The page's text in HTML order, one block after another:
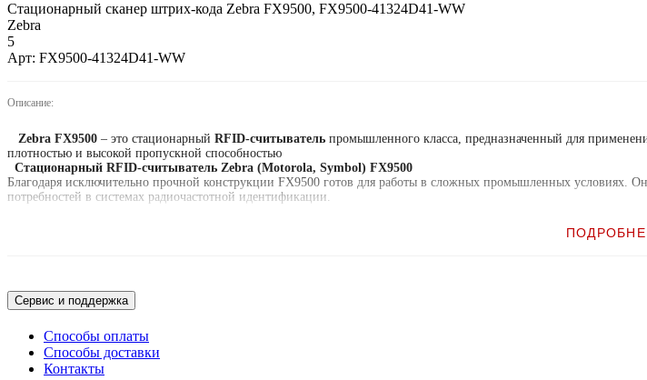
Стационарный сканер штрих-кода Zebra FX9500, FX9500-41324D41-WW
Zebra
5
Арт: FX9500-41324D41-WW
Описание:
Zebra FX9500 – это стационарный RFID-считыватель промышленного класса, предназначенный для
плотностью и высокой пропускной способностью
Стационарный RFID-считыватель Zebra (Motorola, Symbol) FX9500
Благодаря исключительно прочной конструкции FX9500 готов для работы в сложных промышленных условиях.
потребностей в системах радиочастотной идентификации.
Благодаря исключительной чувствительности радиочастотного сканирования, считыватель FX9500
Важнейшие преимущества
Считыватель FX9500 с лучшим в классе процессором и расширяемой памятью поставляется в виде модели с 4 и 8
считывания, что в результате снижает затраты на внедрение. Каждая конфигурация может работать в
Линейка надежных устройств
По сравнению с другими поставщиками решений радиочастотной идентификации, Zebra обладает самым
Сервис и поддержка
Способы оплаты
Способы доставки
Контакты